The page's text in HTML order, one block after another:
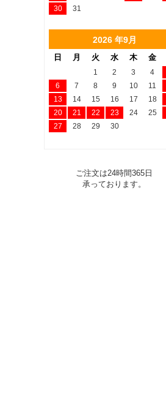
30
31
2026 年9月
日 月 火 水 木 金
1 2 3 4
6
7 8 9 10 11
13
14 15 16 17 18
20
21 22 23 24 25
27
28 29 30
ご注文は24時間365日
承っております。